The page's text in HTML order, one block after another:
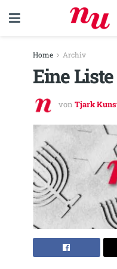
Home Archiv
Eine
von Tjark